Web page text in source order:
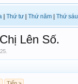
Thứ tư Thứ năm Thứ sáu
Lên Số.